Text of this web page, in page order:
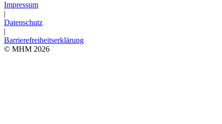
Impressum
|
Datenschutz
|
Barrierefreiheitserklärung
© MHM 2026